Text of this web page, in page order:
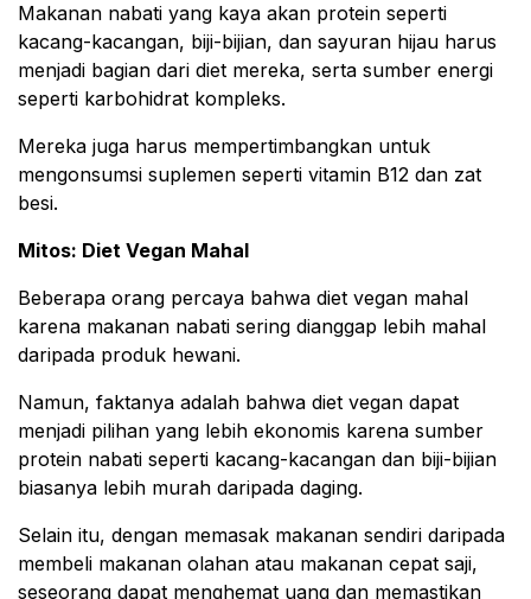
Makanan nabati yang kaya akan protein seperti
kacang-kacangan, biji-bijian, dan sayuran hijau harus
menjadi bagian dari diet mereka, serta sumber energi
seperti karbohidrat kompleks.
Mereka juga harus mempertimbangkan untuk
mengonsumsi suplemen seperti vitamin B12 dan zat
besi.
Mitos: Diet Vegan Mahal
Beberapa orang percaya bahwa diet vegan mahal
karena makanan nabati sering dianggap lebih mahal
daripada produk hewani.
Namun, faktanya adalah bahwa diet vegan dapat
menjadi pilihan yang lebih ekonomis karena sumber
protein nabati seperti kacang-kacangan dan biji-bijian
biasanya lebih murah daripada daging.
Selain itu, dengan memasak makanan sendiri daripada
membeli makanan olahan atau makanan cepat saji,
seseorang dapat menghemat uang dan memastikan